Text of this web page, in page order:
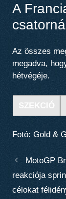
A
Az összes
megadva,
hétvégéje.
SZEKCIÓ
Fotó: Gold &
MotoGP
reakciója
célokat